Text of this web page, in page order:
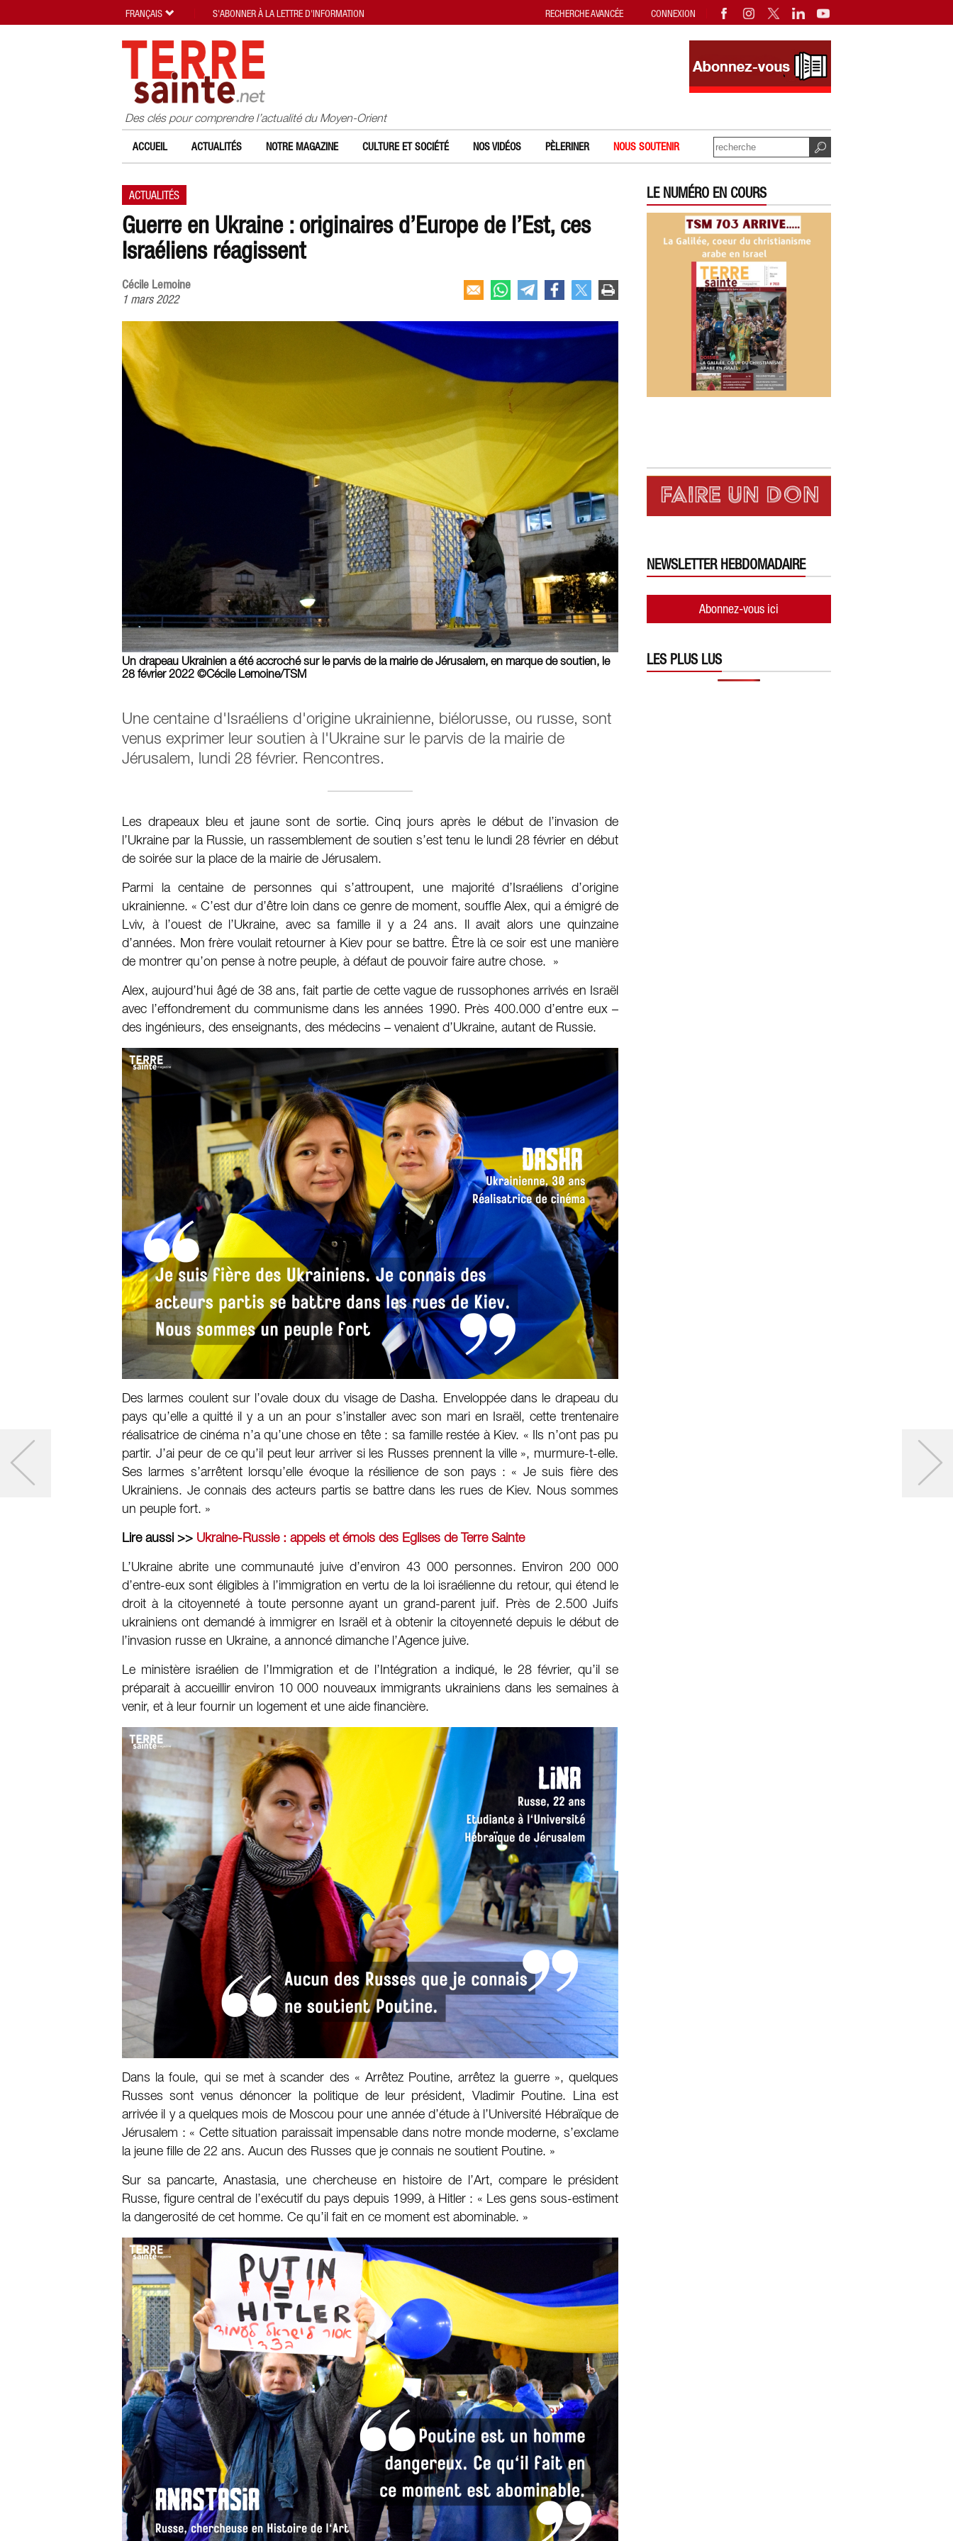
Des clés pour comprendre l’actualité du Moyen-Orient
ACCUEIL ACTUALITÉS NOTRE MAGAZINE CULTURE ET SOCIÉTÉ NOS VIDÉOS PÈLERINER NOUS SOUTENIR
ACTUALITÉS
Guerre en Ukraine : originaires d’Europe de l’Est, ces
Israéliens réagissent
Cécile Lemoine
1 mars 2022
Un drapeau Ukrainien a été accroché sur le parvis de la mairie de Jérusalem, en marque de soutien, le
28 février 2022 ©Cécile Lemoine/TSM
Une centaine d'Israéliens d'origine ukrainienne, biélorusse, ou russe, sont
venus exprimer leur soutien à l'Ukraine sur le parvis de la mairie de
Jérusalem, lundi 28 février. Rencontres.
Les drapeaux bleu et jaune sont de sortie. Cinq jours après le début de l’invasion de
l’Ukraine par la Russie, un rassemblement de soutien s’est tenu le lundi 28 février en début
de soirée sur la place de la mairie de Jérusalem.
Parmi la centaine de personnes qui s’attroupent, une majorité d’Israéliens d’origine
ukrainienne. « C’est dur d’être loin dans ce genre de moment, souffle Alex, qui a émigré de
Lviv, à l’ouest de l’Ukraine, avec sa famille il y a 24 ans. Il avait alors une quinzaine
d’années. Mon frère voulait retourner à Kiev pour se battre. Être là ce soir est une manière
de montrer qu’on pense à notre peuple, à défaut de pouvoir faire autre chose. »
Alex, aujourd’hui âgé de 38 ans, fait partie de cette vague de russophones arrivés en Israël
avec l’effondrement du communisme dans les années 1990. Près 400.000 d’entre eux –
des ingénieurs, des enseignants, des médecins – venaient d’Ukraine, autant de Russie.
Des larmes coulent sur l’ovale doux du visage de Dasha. Enveloppée dans le drapeau du
pays qu’elle a quitté il y a un an pour s’installer avec son mari en Israël, cette trentenaire
réalisatrice de cinéma n’a qu’une chose en tête : sa famille restée à Kiev. « Ils n’ont pas pu
partir. J’ai peur de ce qu’il peut leur arriver si les Russes prennent la ville », murmure-t-elle.
Ses larmes s’arrêtent lorsqu’elle évoque la résilience de son pays : « Je suis fière des
Ukrainiens. Je connais des acteurs partis se battre dans les rues de Kiev. Nous sommes
un peuple fort. »
Lire aussi >> Ukraine-Russie : appels et émois des Eglises de Terre Sainte
L’Ukraine abrite une communauté juive d’environ 43 000 personnes. Environ 200 000
d’entre-eux sont éligibles à l’immigration en vertu de la loi israélienne du retour, qui étend le
droit à la citoyenneté à toute personne ayant un grand-parent juif. Près de 2.500 Juifs
ukrainiens ont demandé à immigrer en Israël et à obtenir la citoyenneté depuis le début de
l’invasion russe en Ukraine, a annoncé dimanche l’Agence juive.
Le ministère israélien de l’Immigration et de l’Intégration a indiqué, le 28 février, qu’il se
préparait à accueillir environ 10 000 nouveaux immigrants ukrainiens dans les semaines à
venir, et à leur fournir un logement et une aide financière.
Dans la foule, qui se met à scander des « Arrêtez Poutine, arrêtez la guerre », quelques
Russes sont venus dénoncer la politique de leur président, Vladimir Poutine. Lina est
arrivée il y a quelques mois de Moscou pour une année d’étude à l’Université Hébraïque de
Jérusalem : « Cette situation paraissait impensable dans notre monde moderne, s’exclame
la jeune fille de 22 ans. Aucun des Russes que je connais ne soutient Poutine. »
Sur sa pancarte, Anastasia, une chercheuse en histoire de l’Art, compare le président
Russe, figure central de l’exécutif du pays depuis 1999, à Hitler : « Les gens sous-estiment
la dangerosité de cet homme. Ce qu’il fait en ce moment est abominable. »
LE NUMÉRO EN COURS
NEWSLETTER HEBDOMADAIRE
Abonnez-vous ici
LES PLUS LUS
RECHERCHE AVANCÉE CONNEXION
FRANÇAIS S'ABONNER À LA LETTRE D'INFORMATION